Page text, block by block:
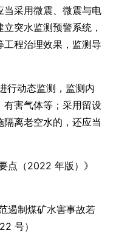
当采用微震、微震与电
突水监测预警系统，
程治理效果，监测导
行动态监测，监测内
有害气体等；采用留设
离老空水的，还应当
点（2022 年版）》
遏制煤矿水害事故若
号）